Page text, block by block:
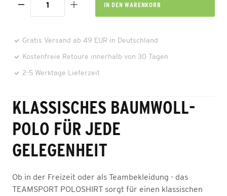
IN DEN WARENKORB
Gratis Versand ab 49 EUR in Deutschland
Kostenfreie Retoure innerhalb von 30 Tagen
2-5 Werktage Lieferzeit
KLASSISCHES BAUMWOLL-
POLO FÜR JEDE
GELEGENHEIT
Ob in der Freizeit oder als Teambekleidung - das
TEAMSPORT POLOSHIRT sorgt für einen klassischen